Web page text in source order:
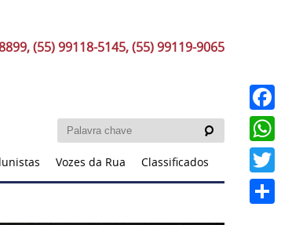
(55) 99118-5145, (55) 99119-9065
Vozes da Rua Classificados